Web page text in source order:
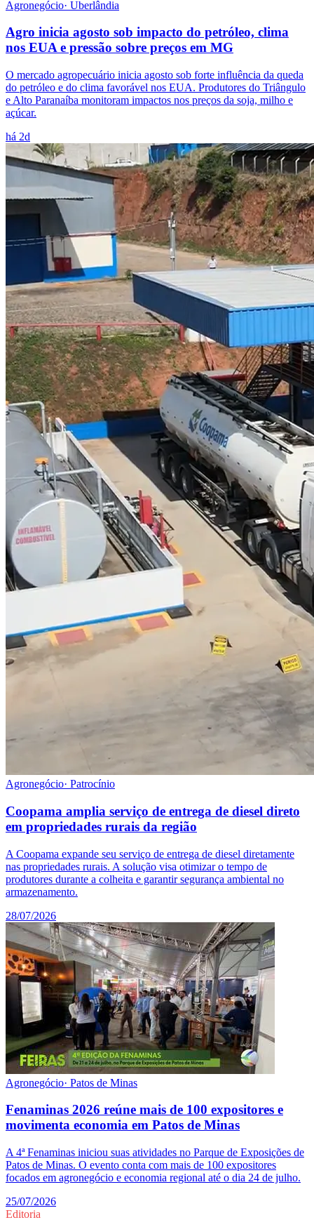
Agronegócio· Uberlândia
Agro inicia agosto sob impacto do petróleo, clima
nos EUA e pressão sobre preços em MG
O mercado agropecuário inicia agosto sob forte influência da queda
do petróleo e do clima favorável nos EUA. Produtores do Triângulo
e Alto Paranaíba monitoram impactos nos preços da soja, milho e
açúcar.
há 2d
Agronegócio· Patrocínio
Coopama amplia serviço de entrega de diesel direto
em propriedades rurais da região
A Coopama expande seu serviço de entrega de diesel diretamente
nas propriedades rurais. A solução visa otimizar o tempo de
produtores durante a colheita e garantir segurança ambiental no
armazenamento.
28/07/2026
Agronegócio· Patos de Minas
Fenaminas 2026 reúne mais de 100 expositores e
movimenta economia em Patos de Minas
A 4ª Fenaminas iniciou suas atividades no Parque de Exposições de
Patos de Minas. O evento conta com mais de 100 expositores
focados em agronegócio e economia regional até o dia 24 de julho.
25/07/2026
Editoria